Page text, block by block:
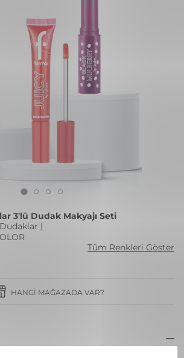
3'lü Dudak Makyajı Seti
|
Tüm Renkleri Göster
HANGI MAĞAZADA VAR?